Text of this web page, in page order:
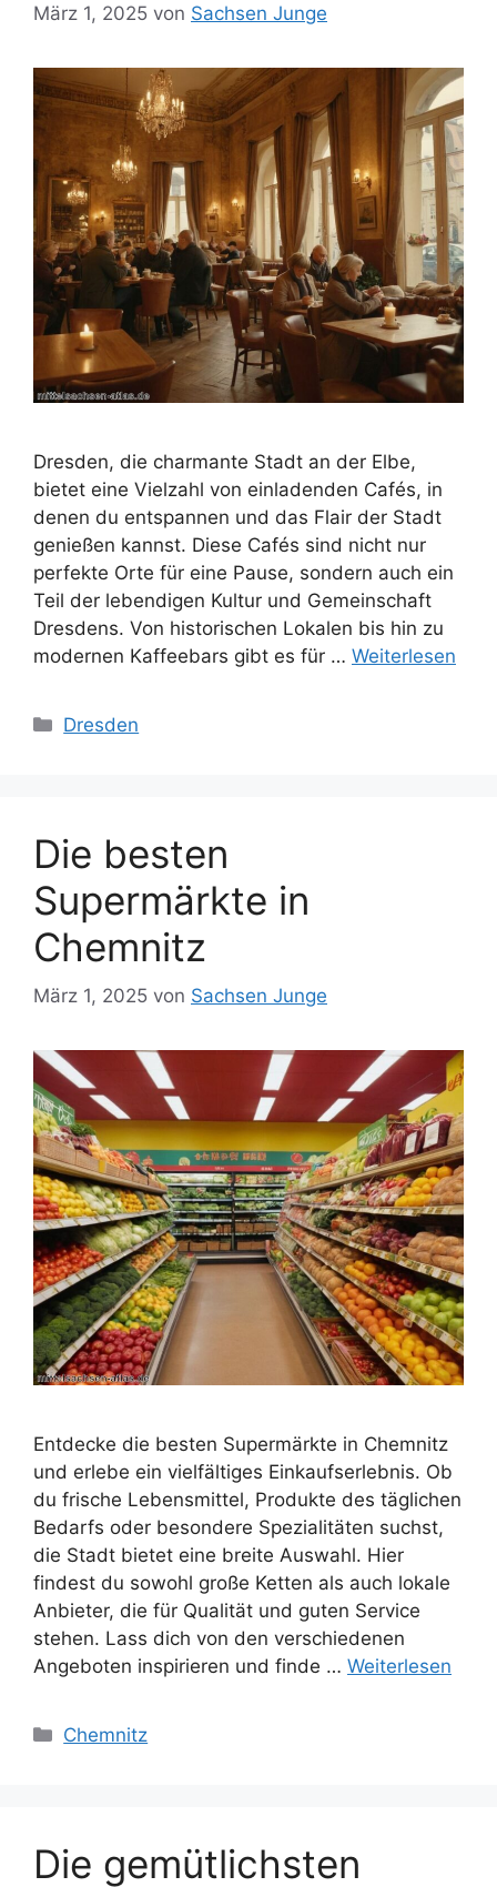
März 1, 2025 von Sachsen Junge
Dresden, die charmante Stadt an der Elbe,
bietet eine Vielzahl von einladenden Cafés, in
denen du entspannen und das Flair der Stadt
genießen kannst. Diese Cafés sind nicht nur
perfekte Orte für eine Pause, sondern auch ein
Teil der lebendigen Kultur und Gemeinschaft
Dresdens. Von historischen Lokalen bis hin zu
modernen Kaffeebars gibt es für … Weiterlesen
Kategorien
Dresden
Die besten
Supermärkte in
Chemnitz
März 1, 2025 von Sachsen Junge
Entdecke die besten Supermärkte in Chemnitz
und erlebe ein vielfältiges Einkaufserlebnis. Ob
du frische Lebensmittel, Produkte des täglichen
Bedarfs oder besondere Spezialitäten suchst,
die Stadt bietet eine breite Auswahl. Hier
findest du sowohl große Ketten als auch lokale
Anbieter, die für Qualität und guten Service
stehen. Lass dich von den verschiedenen
Angeboten inspirieren und finde … Weiterlesen
Kategorien
Chemnitz
Die gemütlichsten